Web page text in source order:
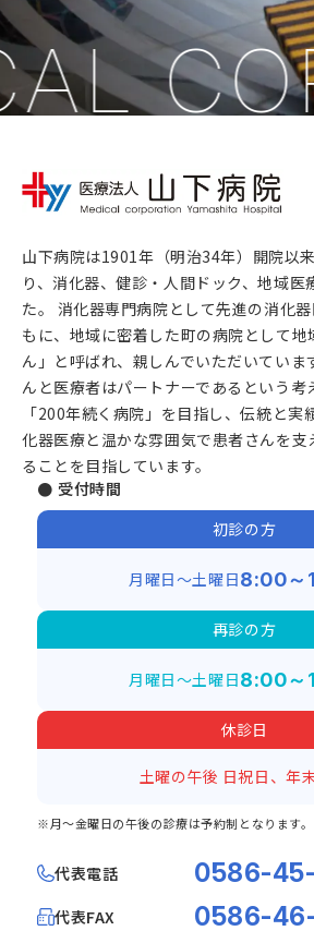
山下病院は1901年（明治34年）開院以
り、消化器、健診・人間ドック、地域医
た。 消化器専門病院として先進の消化
もに、地域に密着した町の病院として地
ん」と呼ばれ、親しんでいただいていま
んと医療者はパートナーであるという考
「200年続く病院」を目指し、伝統と実
化器医療と温かな雰囲気で患者さんを
ることを目指しています。
● 受付時間
初診の方
月曜日～土曜日8:00～
再診の方
月曜日～土曜日8:00～
休診日
土曜の午後 日祝日、年
※月～金曜日の午後の診療は予約制となります。
代表電話 0586-45-
代表FAX 0586-